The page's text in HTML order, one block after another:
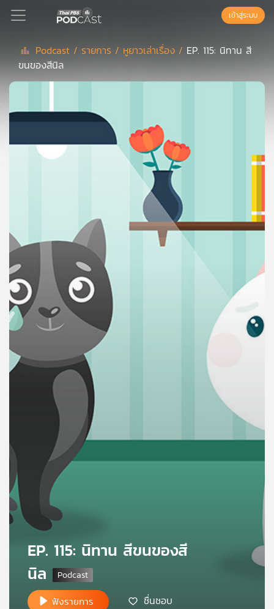
Podcast
เพล
ย์
ลิ
สต์
ของ
คุณ
เพลง
บทความ
กิจกรรม
เกี่ยว
กับ
เรา
เข้าสู่ระบบ
Podcast / รายการ / หูยาวเล่าเรื่อง / EP. 115: นิทาน สี
ขนของสีนิล
EP. 115: นิทาน สีขนของสี
นิล
ฟังรายการ ชื่นชอบ